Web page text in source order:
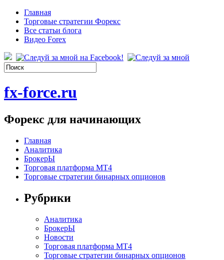
Главная
Торговые стратегии Форекс
Все статьи блога
Видео Forex
fx-force.ru
Форекс для начинающих
Главная
Аналитика
БрокерЫ
Торговая платформа МТ4
Торговые стратегии бинарных опционов
Рубрики
Аналитика
БрокерЫ
Новости
Торговая платформа МТ4
Торговые стратегии бинарных опционов